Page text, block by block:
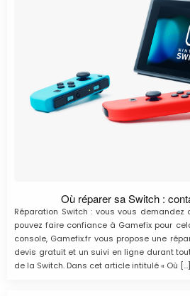
Où réparer sa Switch :
Réparation Switch : vous vous demandez
pouvez faire confiance à Gamefix pour
console, Gamefix.fr vous propose une
devis gratuit et un suivi en ligne durant
de la Switch. Dans cet article intitulé « Où […]